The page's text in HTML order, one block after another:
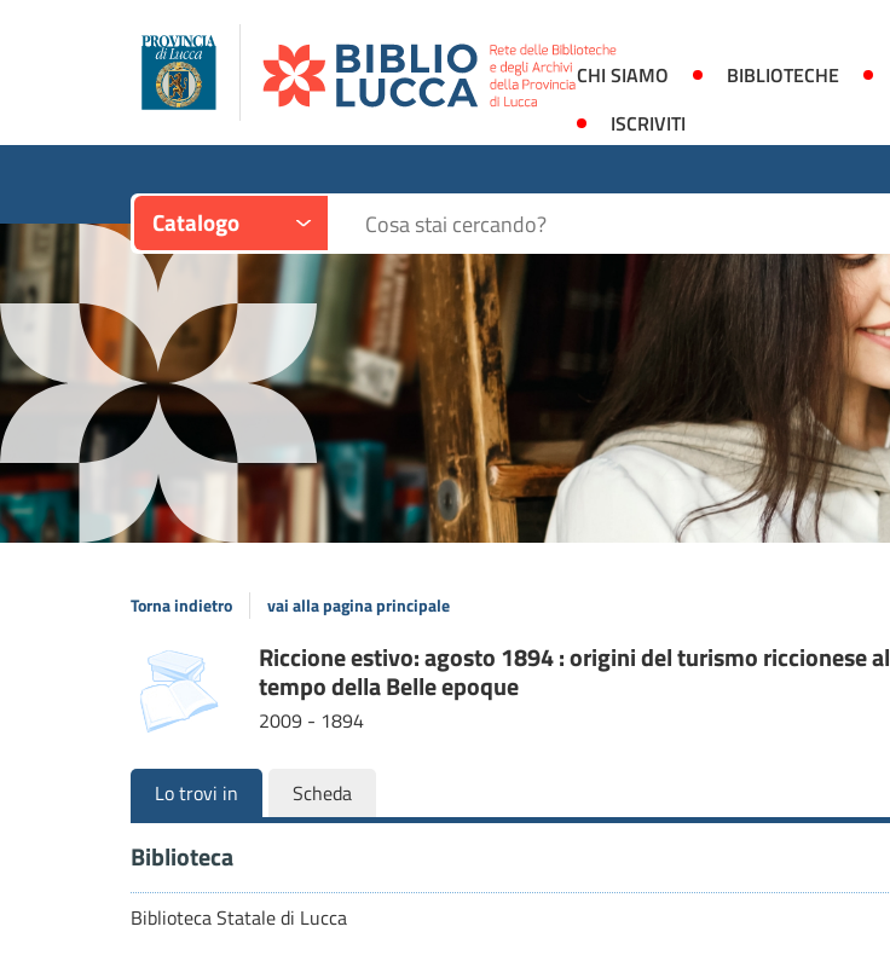
CHI SIAMO BIBLIOTECHE
ISCRIVITI
Catalogo Cerca su "Catalogo"
Torna indietro vai alla pagina principale
Dettaglio
del
documento
copertina Riccione estivo: agosto 1894 : origini del turismo riccionese al
tempo della Belle epoque
2009 - 1894
Lo trovi in Scheda
Biblioteca
Biblioteca Statale di Lucca